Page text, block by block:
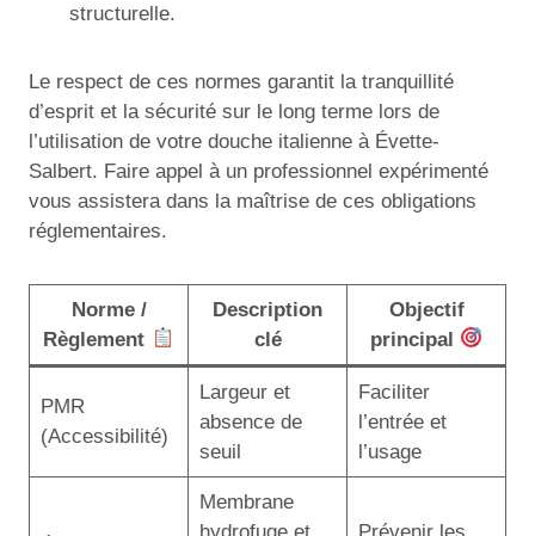
structurelle.
Le respect de ces normes garantit la tranquillité
d’esprit et la sécurité sur le long terme lors de
l’utilisation de votre douche italienne à Évette-
Salbert. Faire appel à un professionnel expérimenté
vous assistera dans la maîtrise de ces obligations
réglementaires.
Norme /
Règlement
Description
clé
Objectif
principal
PMR
(Accessibilité)
Largeur et
absence de
seuil
Faciliter
l’entrée et
l’usage
Membrane
hydrofuge et
Prévenir les